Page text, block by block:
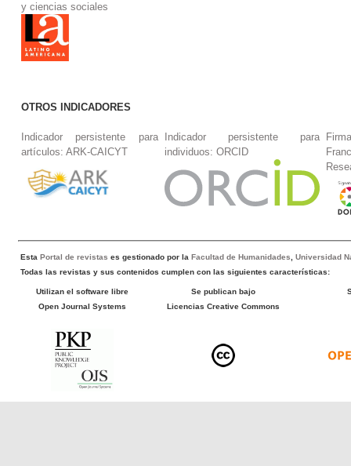
y ciencias sociales
OTROS INDICADORES
Indicador persistente para
artículos: ARK-CAICYT
Indicador persistente para
individuos: ORCID
EstaPortal de revistas es gestionado por laFacultad de Humanidades ,Universidad
Todas las revistas y sus contenidos cumplen con las siguientes características:
Utilizan el software libre
Open Journal Systems
Se publican bajo
Licencias Creative Commons